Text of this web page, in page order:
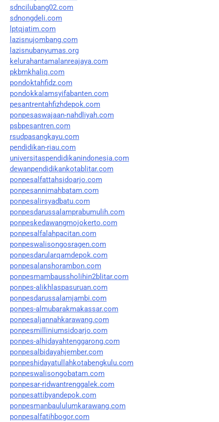
sdncilubang02.com
sdnongdeli.com
lptqjatim.com
lazisnujombang.com
lazisnubanyumas.org
kelurahantamalanreajaya.com
pkbmkhaliq.com
pondoktahfidz.com
pondokkalamsyifabanten.com
pesantrentahfizhdepok.com
ponpesaswajaan-nahdliyah.com
psbpesantren.com
rsudpasangkayu.com
pendidikan-riau.com
universitaspendidikanindonesia.com
dewanpendidikankotablitar.com
ponpesalfattahsidoarjo.com
ponpesannimahbatam.com
ponpesalirsyadbatu.com
ponpesdarussalamprabumulih.com
ponpeskedawangmojokerto.com
ponpesalfalahpacitan.com
ponpeswalisongosragen.com
ponpesdarularqamdepok.com
ponpesalanshorambon.com
ponpesmambaussholihin2blitar.com
ponpes-alikhlaspasuruan.com
ponpesdarussalamjambi.com
ponpes-almubarakmakassar.com
ponpesaljannahkarawang.com
ponpesmilliniumsidoarjo.com
ponpes-alhidayahtenggarong.com
ponpesalbidayahjember.com
ponpeshidayatullahkotabengkulu.com
ponpeswalisongobatam.com
ponpesar-ridwantrenggalek.com
ponpesattibyandepok.com
ponpesmanbaululumkarawang.com
ponpesalfatihbogor.com